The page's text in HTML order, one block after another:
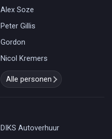
Alex Soze
Peter Gillis
Gordon
Nicol Kremers
Alle personen
DIKS Autoverhuur